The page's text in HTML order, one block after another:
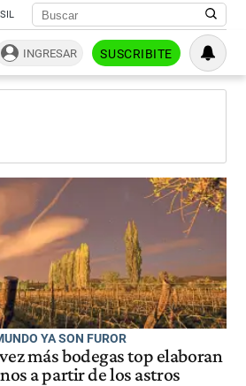
INGRESAR SUSCRIBITE
YA SON FUROR
más bodegas top elaboran
a partir de los astros